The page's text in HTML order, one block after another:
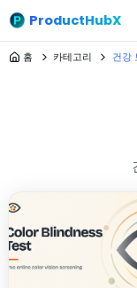
ProductHubX
홈 카테고리 건강